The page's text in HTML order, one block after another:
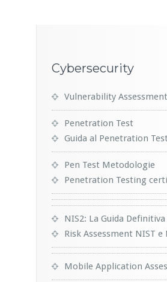
Cybersecurity
Vulnerability Assessment
Penetration Test
Guida al Penetration
Pen Test Metodologie
Penetration Testing
NIS2: La Guida Definitiva
Risk Assessment NIST e
Mobile Application